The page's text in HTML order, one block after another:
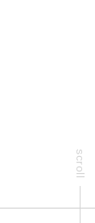
scroll